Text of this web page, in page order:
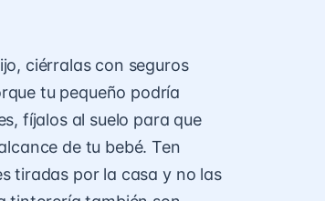
ciérralas con seguros
tu pequeño podría
fíjalos al suelo para que
de tu bebé. Ten
tiradas por la casa y no las